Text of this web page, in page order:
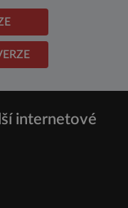
internetové